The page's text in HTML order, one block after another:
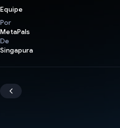
Equipe
Por
MetaPals
De
Singapura